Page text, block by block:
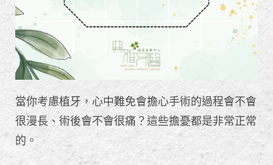
當你考慮植牙，心中難免會擔心手術的過程會不會
很漫長、術後會不會很痛？這些擔憂都是非常正常
的。